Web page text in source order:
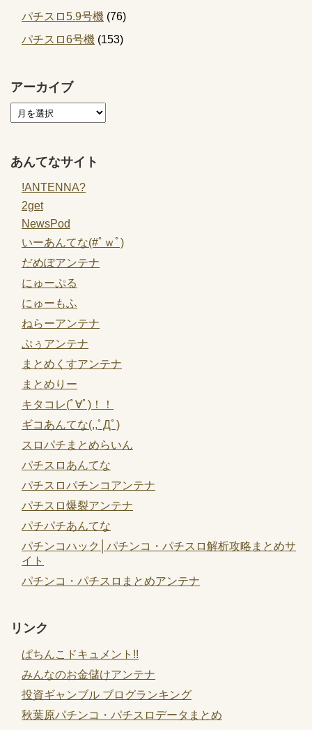
パチスロ5.9号機 (76)
パチスロ6号機 (153)
アーカイブ
あんてなサイト
!ANTENNA?
2get
NewsPod
いーあんてな(#ﾟｗﾟ)
だめぽアンテナ
にゅーぷる
にゅーもふ
ねらーアンテナ
ぷぅアンテナ
まとめくすアンテナ
まとめりー
キタコレ(ﾟ∀ﾟ)！！
ギコあんてな(,,ﾟДﾟ)
スロパチまとめらいん
パチスロあんてな
パチスロパチンコアンテナ
パチスロ爆裂アンテナ
パチパチあんてな
パチンコハック│パチンコ・パチスロ解析攻略まとめサ
イト
パチンコ・パチスロまとめアンテナ
リンク
ぱちんこドキュメント!!
みんなのお金儲けアンテナ
投資ギャンブル ブログランキング
秋葉原パチンコ・パチスロデータまとめ